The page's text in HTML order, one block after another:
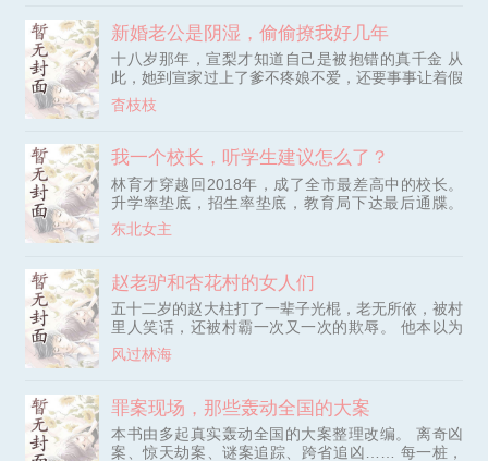
定太平。” 五鬼魔胎屠杀小镇，不死不灭？天雷降
世，劈他个灰飞烟灭！ 黄山村楚人美大开杀戒？天
雷降世，劈她个灰飞烟灭！ 修道之人化作隐身僵
尸？天雷降世，劈他个灰飞烟灭！ 人魔出世吸人脑
髓？天雷降世，劈他个灰飞烟灭！ “我自双拳平诸天
护每一寸土地。 而林川穿越后方上海，从一个地痞
流氓开始，加入军统，成为一名让小鬼子、汉奸闻风
丧胆的特工。
新婚老公是阴湿，偷偷撩我好几年
十八岁那年，宣梨才知道自己是被抱错的真千金 从
此，她到宣家过上了爹不疼娘不爱，还要事事让着假
千金的窝囊日子 就连手机里，也总是有个变态欺负
她，给她发骚扰信息 【宝宝，选我好不好？】 【宝
此事告知自己的男友，怕他误会 可却在阴差阳错之
下听到了男友和一众朋友将她当做小团体群内的笑
料！ 她心灰意冷，不再相信所谓的真心，为了金钱
嫁给了一个残废 本以为婚后和守活
杳枝枝
我一个校长，听学生建议怎么了？
林育才穿越回2018年，成了全市最差高中的校长。
升学率垫底，招生率垫底，教育局下达最后通牒。
再招不到生，立刻关停！ 绝望之际，林育才激活
【神级听劝系统】，只要听取学生的建议并完成，就
设下“校长信箱”，全校画风从此彻底带偏。 差生恶作
剧：“校长，食堂猪食狗都不吃，有种你请五星级大
厨来！” 林育才：“安排！” 【叮！奖励神级厨艺光环
+百万餐饮基金！】
东北女主
赵老驴和杏花村的女人们
五十二岁的赵大柱打了一辈子光棍，老无所依，被村
里人笑话，还被村霸一次又一次的欺辱。 他本以为
自己这辈子就这样了，却意外获得神秘传承，习得无
双医术，从此走上开挂般的人生！ 拿了他的，都得
饶！
风过林海
罪案现场，那些轰动全国的大案
本书由多起真实轰动全国的大案整理改编。 离奇凶
案、惊天劫案、谜案追踪、跨省追凶…… 每一桩，